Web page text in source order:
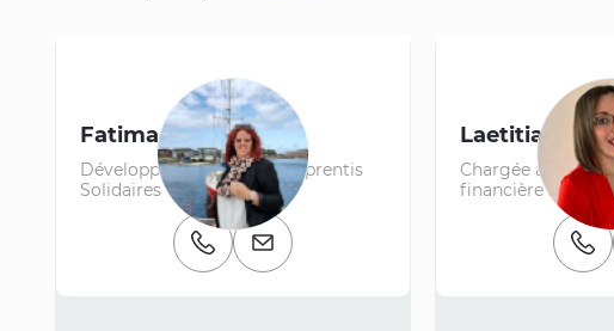
Fatima AAROSS
Développeuse Manager Apprentis
Solidaires
Numéro de téléphone
E-mail
Laetitia
Chargée
financière